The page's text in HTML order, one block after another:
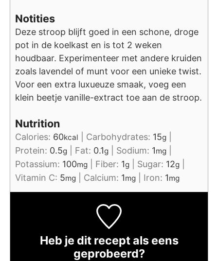
Notities
Deze stroop blijft goed in een schone, droge
pot in de koelkast en is tot 2 weken
houdbaar. Experimenteer met andere kruiden
zoals lavendel of munt voor een unieke twist.
Voor een extra luxueuze smaak, voeg een
klein beetje vanille-extract toe aan de stroop.
Nutrition
Calories: 60kcal Carbohydrates: 15g
Protein: 0.5g Fat: 0.1g Sodium: 1mg
Potassium: 100mg Fiber: 1g Sugar: 12g
Vitamin C: 5mg Calcium: 1mg Iron: 1mg
Heb je dit recept als eens
geprobeerd?